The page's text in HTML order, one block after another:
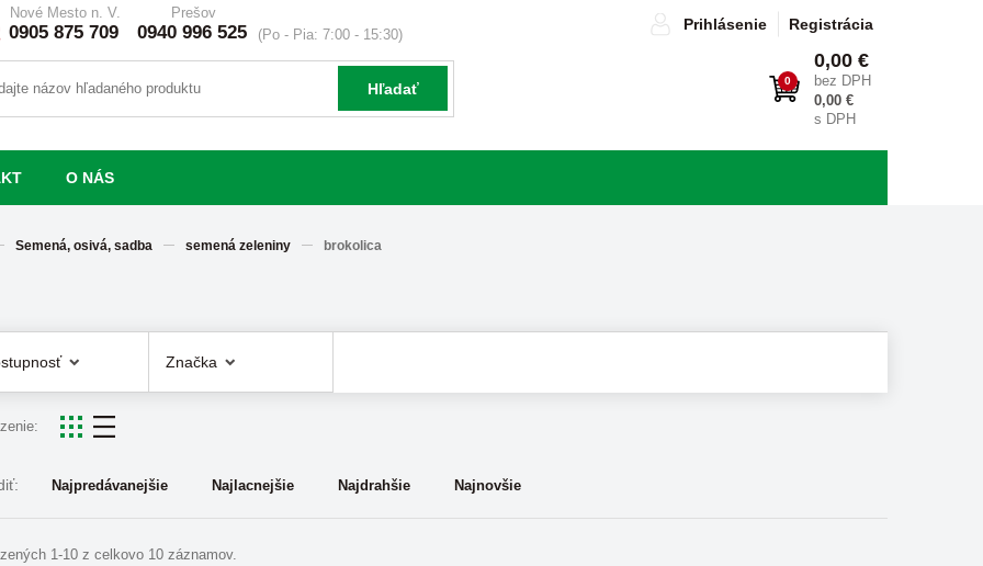
Nové Mesto n. V.
0905 875 709
Prešov
0940 996 525 (Po - Pia: 7:00 - 15:30)
Prihlásenie Registrácia
Hľadať 0
0,00 €
bez DPH
0,00 €
s DPH
O NÁS
Semená, osivá, sadba semená zeleniny brokolica
Značka
Najpredávanejšie Najlacnejšie Najdrahšie Najnovšie
1-10 z celkovo 10 záznamov.